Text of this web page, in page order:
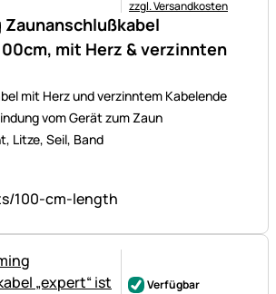
Zaunanschlußkabel
mit Herz & verzinnten
mit Herz und verzinntem Kabelende
vom Gerät zum Zaun
Litze, Seil, Band
zzgl. Versandkosten
Verfügbar